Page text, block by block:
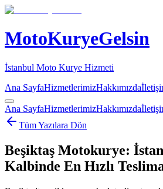
MotoKuryeGelsin
İstanbul Moto Kurye Hizmeti
Ana SayfaHizmetlerimizHakkımızda
Ana SayfaHizmetlerimizHakkımızda
Tüm Yazılara Dön
Beşiktaş Motokurye:
Kalbinde En Hızlı